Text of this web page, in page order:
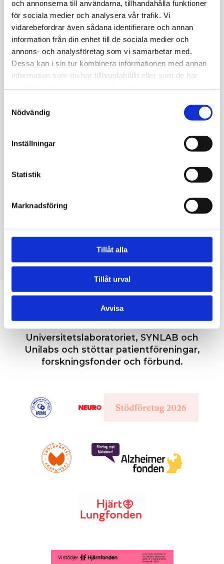
och annonserna till användarna, tillhandahålla funktioner
för sociala medier och analysera vår trafik. Vi
vidarebefordrar även sådana identifierare och annan
information från din enhet till de sociala medier och
annons- och analysföretag som vi samarbetar med.
Dessa kan i sin tur kombinera informationen med annan
information som du har tillhandahållit eller som de har
Nödvändig
Inställningar
Statistik
Marknadsföring
Tillåt alla
Tillåt urval
Avvisa
över referensvärdet, det har alltid legat lågt.
Detta tror jag beror på att jag ätit mycket
bra att veta att jag kan påverka min hälsa. Jag
kommer att kolla upp mina blodvärden igen för
Överraskande lätt att beställa och genomföra.
Tydligt och lättbegripligt resultat och ett
Lennart Norberg
50 år
Inspektionen för Vård och Omsorg, IVO.
Universitetslaboratoriet, SYNLAB och
Unilabs och stöttar patientföreningar,
forskningsfonder och förbund.